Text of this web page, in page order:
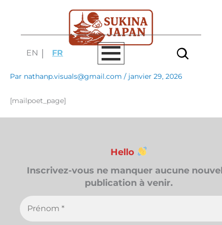
EN FR
Par nathanp.visuals@gmail.com / janvier 29, 2026
[mailpoet_page]
Hello
Inscrivez-vous ne manquer aucune
publication à venir.